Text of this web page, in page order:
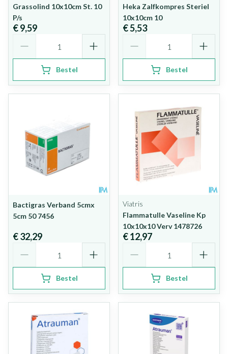
Grassolind 10x10cm St. 10
P/s
€ 9,59
Bestel
Heka Zalfkompres Steriel
10x10cm 10
€ 5,53
Bestel
Bactigras Verband 5cmx
5cm 50 7456
€ 32,29
Bestel
Viatris
Flammatulle Vaseline Kp
10x10x10 Verv 1478726
€ 12,97
Bestel